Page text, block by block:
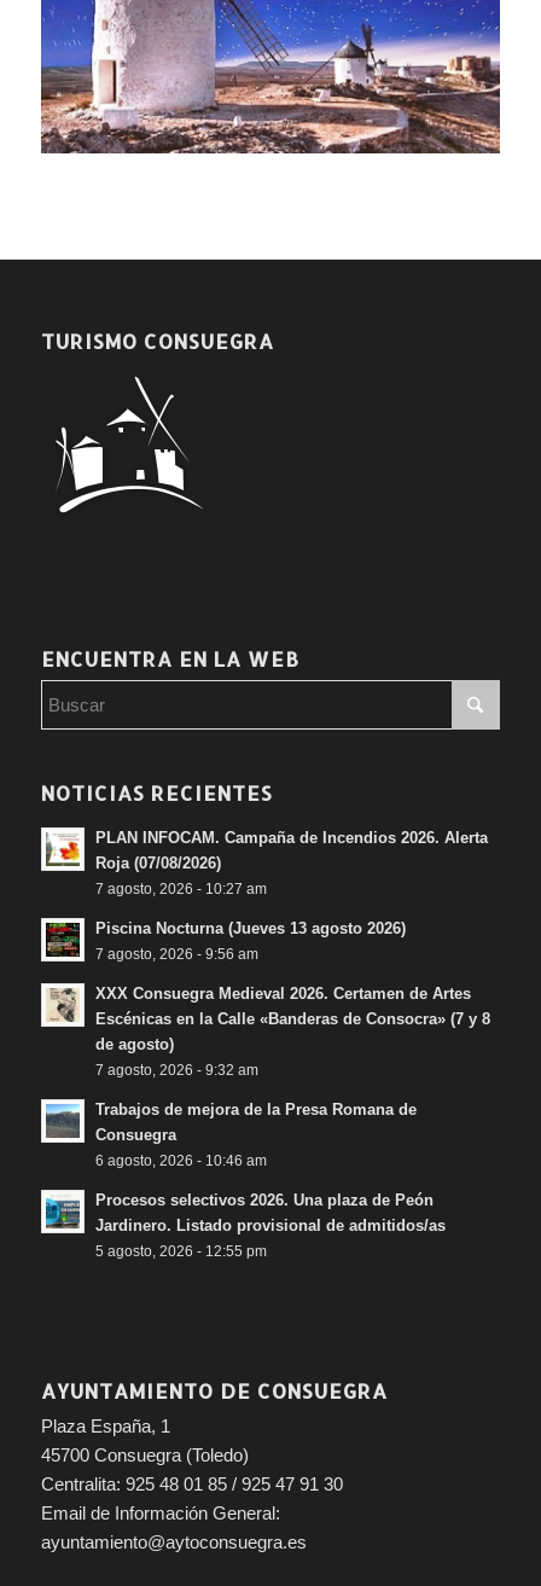
TURISMO CONSUEGRA
ENCUENTRA EN LA WEB
NOTICIAS RECIENTES
PLAN INFOCAM. Campaña de Incendios 2026. Alerta
Roja (07/08/2026)
7 agosto, 2026 - 10:27 am
Piscina Nocturna (Jueves 13 agosto 2026)
7 agosto, 2026 - 9:56 am
XXX Consuegra Medieval 2026. Certamen de Artes
Escénicas en la Calle «Banderas de Consocra» (7 y 8
de agosto)
7 agosto, 2026 - 9:32 am
Trabajos de mejora de la Presa Romana de
Consuegra
6 agosto, 2026 - 10:46 am
Procesos selectivos 2026. Una plaza de Peón
Jardinero. Listado provisional de admitidos/as
5 agosto, 2026 - 12:55 pm
AYUNTAMIENTO DE CONSUEGRA
Plaza España, 1
45700 Consuegra (Toledo)
Centralita: 925 48 01 85 / 925 47 91 30
Email de Información General:
ayuntamiento@aytoconsuegra.es